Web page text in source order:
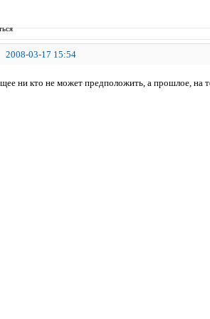
2008-03-17 15:54
ни кто не может предположить, а прошлое,